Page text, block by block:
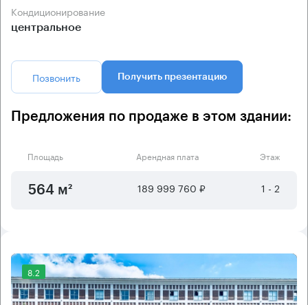
Кондиционирование
центральное
Позвонить Получить презентацию
Предложения по продаже в этом здании:
Площадь Арендная плата Этаж
564 м² 189 999 760 ₽ 1 - 2
8.2